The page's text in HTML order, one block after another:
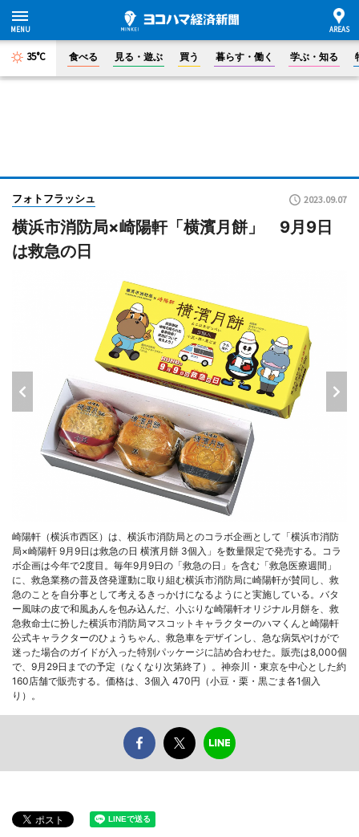
35°C 食べる 見る・遊ぶ 買う 暮らす・働く 学ぶ・知る
フォトフラッシュ 2023.09.07
横浜市消防局×崎陽軒「横濱月餅」 9月9日
は救急の日
崎陽軒（横浜市西区）は、横浜市消防局とのコラボ企画として「横浜市消防
局×崎陽軒 9月9日は救急の日 横濱月餅 3個入」を数量限定で発売する。コラ
ボ企画は今年で2度目。毎年9月9日の「救急の日」を含む「救急医療週間」
に、救急業務の普及啓発運動に取り組む横浜市消防局に崎陽軒が賛同し、救
急のことを自分事として考えるきっかけになるようにと実施している。バタ
ー風味の皮で和風あんを包み込んだ、小ぶりな崎陽軒オリジナル月餅を、救
急救命士に扮した横浜市消防局マスコットキャラクターのハマくんと崎陽軒
公式キャラクターのひょうちゃん、救急車をデザインし、急な病気やけがで
迷った場合のガイドが入った特別パッケージに詰め合わせた。販売は8,000個
で、9月29日までの予定（なくなり次第終了）。神奈川・東京を中心とした約
160店舗で販売する。価格は、3個入 470円（小豆・栗・黒ごま各1個入
り）。